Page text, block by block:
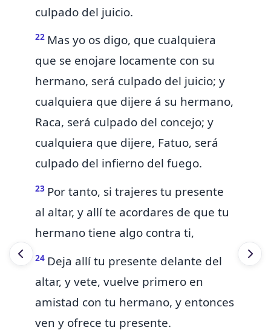
culpado del juicio.
22 Mas yo os digo, que cualquiera
que se enojare locamente con su
hermano, será culpado del juicio; y
cualquiera que dijere á su hermano,
Raca, será culpado del concejo; y
cualquiera que dijere, Fatuo, será
culpado del infierno del fuego.
23 Por tanto, si trajeres tu presente
al altar, y allí te acordares de que tu
hermano tiene algo contra ti,
24 Deja allí tu presente delante del
altar, y vete, vuelve primero en
amistad con tu hermano, y entonces
ven y ofrece tu presente.